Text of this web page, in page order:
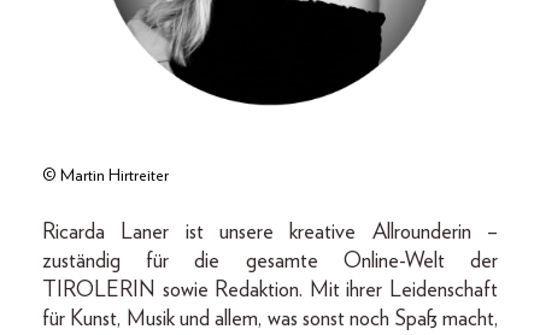
© Martin Hirtreiter
Ricarda Laner ist unsere kreative Allrounderin –
zuständig für die gesamte Online-Welt der
TIROLERIN sowie Redaktion. Mit ihrer Leidenschaft
für Kunst, Musik und allem, was sonst noch Spaß macht,